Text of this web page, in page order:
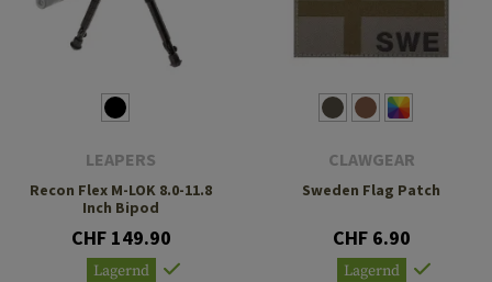
LEAPERS
Recon Flex M-LOK 8.0-11.8
Inch Bipod
CHF 149.90
Lagernd
CLAWGEAR
Sweden Flag Patch
CHF 6.90
Lagernd